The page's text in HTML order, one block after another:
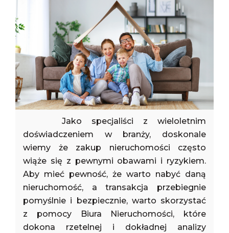
Jako specjaliści z wieloletnim
doświadczeniem w branży, doskonale
wiemy że zakup nieruchomości często
wiąże się z pewnymi obawami i ryzykiem.
Aby mieć pewność, że warto nabyć daną
nieruchomość, a transakcja przebiegnie
pomyślnie i bezpiecznie, warto skorzystać
z pomocy Biura Nieruchomości, które
dokona rzetelnej i dokładnej analizy